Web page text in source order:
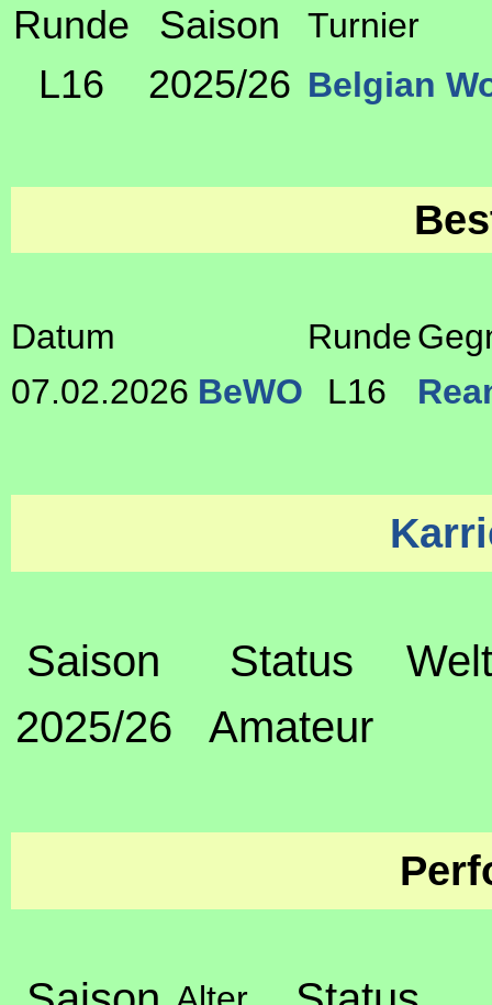
Runde Saison Turnier
L16 2025/26 Belgian
Datum Runde
07.02.2026 BeWO L16
Saison Status
2025/26
Amateur